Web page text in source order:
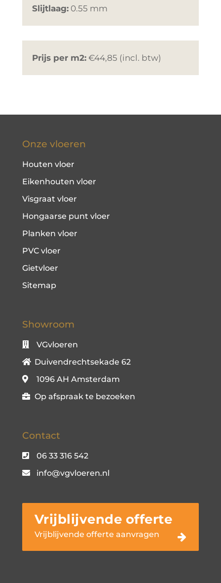
Slijtlaag:0.55 mm
Prijs per m2:€44,85 (incl. btw)
Onze vloeren
Houten vloer
Eikenhouten vloer
Visgraat vloer
Hongaarse punt vloer
Planken vloer
PVC vloer
Gietvloer
Sitemap
Showroom
VGvloeren
Duivendrechtsekade 62
1096 AH Amsterdam
Op afspraak te bezoeken
Contact
06 33 316 542
info@vgvloeren.nl
Vrijblijvende offerte
Vrijblijvende offerte aanvragen